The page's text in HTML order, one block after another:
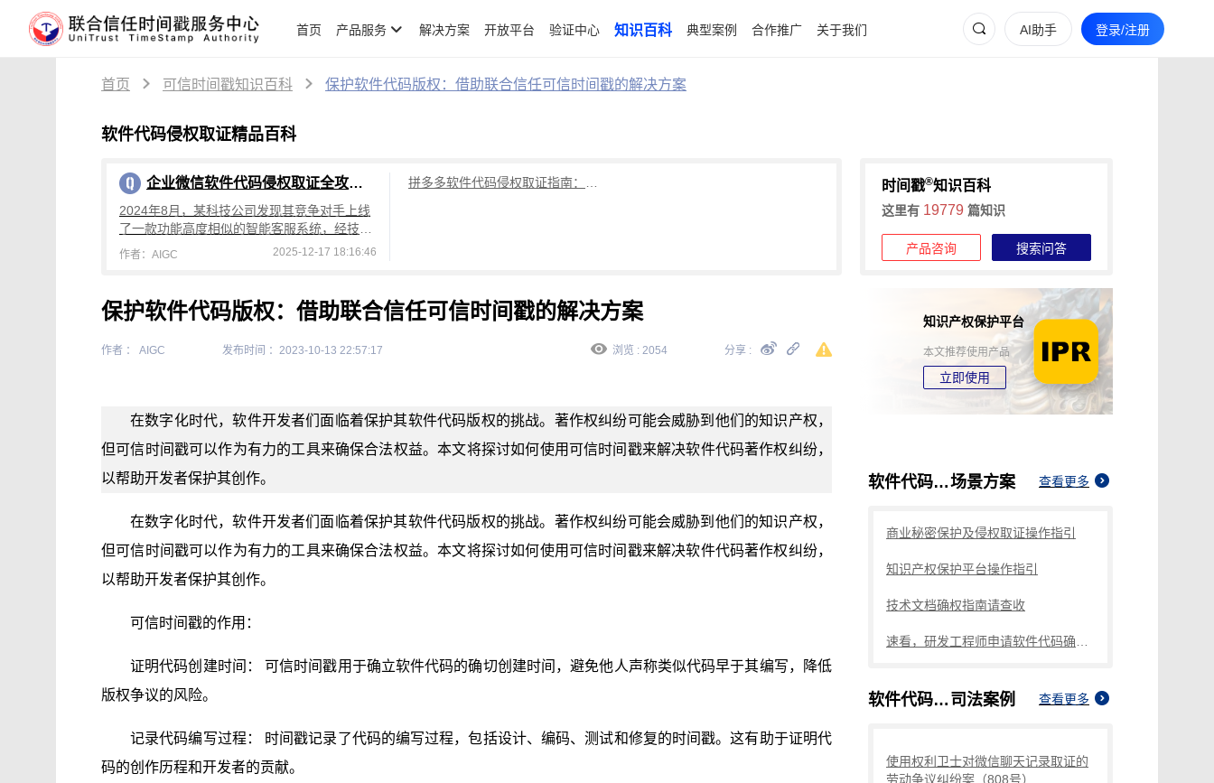
首页 产品服务 解决方案 开放平台 验证中心 知识百科 典型案例 合作推广 关于我们 AI助手 登录/注册
首页 可信时间戳知识百科 保护软件代码版权：借助联合信任可信时间戳的解决方案
软件代码侵权取证精品百科
企业微信软件代码侵权取证全攻略：权利卫士录屏+可信时间戳认证实操指南
2024年8月，某科技公司发现其竞争对手上线
了一款功能高度相似的智能客服系统，经技术
比对，核心算法模块与企业自主研发的代码相
作者：AIGC 2025-12-17 18:16:46
时间戳®知识百科
这里有 19779 篇知识
产品咨询 搜索问答
保护软件代码版权：借助联合信任可信时间戳的解决方案
作者 ： AIGC 发布时间 ：2023-10-13 22:57:17 浏览 : 2054 分享 :
在数字化时代，软件开发者们面临着保护其软件代码版权的挑战。著作权纠纷可能会威胁到他们的知识产权，
但可信时间戳可以作为有力的工具来确保合法权益。本文将探讨如何使用可信时间戳来解决软件代码著作权纠纷，
以帮助开发者保护其创作。
在数字化时代，软件开发者们面临着保护其软件代码版权的挑战。著作权纠纷可能会威胁到他们的知识产权，
但可信时间戳可以作为有力的工具来确保合法权益。本文将探讨如何使用可信时间戳来解决软件代码著作权纠纷，
以帮助开发者保护其创作。
可信时间戳的作用：
证明代码创建时间： 可信时间戳用于确立软件代码的确切创建时间，避免他人声称类似代码早于其编写，降低
版权争议的风险。
记录代码编写过程： 时间戳记录了代码的编写过程，包括设计、编码、测试和修复的时间戳。这有助于证明代
码的创作历程和开发者的贡献。
知识产权保护平台
本文推荐使用产品
立即使用
软件代码侵权取证场景方案 查看更多
商业秘密保护及侵权取证操作指引
知识产权保护平台操作指引
技术文档确权指南请查收
软件代码侵权取证 司法案例 查看更多
使用权利卫士对微信聊天记录取证的
劳动争议纠纷案（808号）